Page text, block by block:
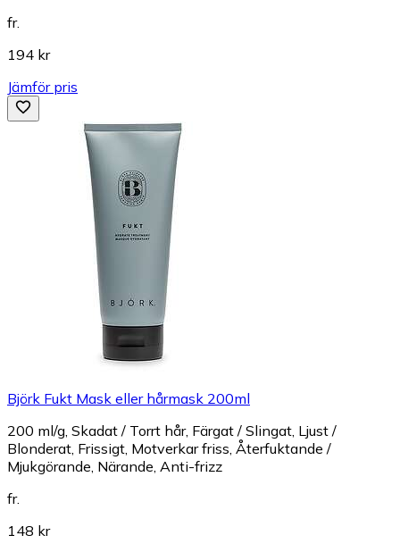
fr.
194 kr
Jämför pris
Björk Fukt Mask eller hårmask 200ml
200 ml/g, Skadat / Torrt hår, Färgat / Slingat, Ljust /
Blonderat, Frissigt, Motverkar friss, Återfuktande /
Mjukgörande, Närande, Anti-frizz
fr.
148 kr